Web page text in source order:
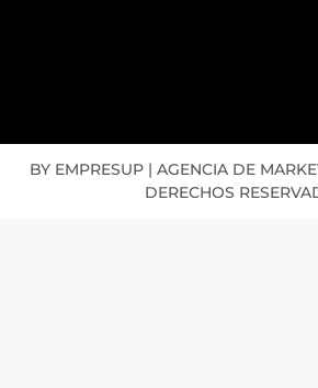
BY EMPRESUP | AGENCIA DE
DERECHOS